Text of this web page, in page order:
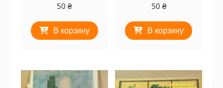
50₴
В корзину
50 ₴
В корзину